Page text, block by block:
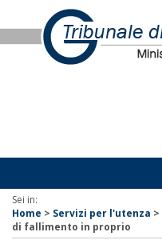
Sei in:
Home > Servizi per l'utenza >
di fallimento in proprio